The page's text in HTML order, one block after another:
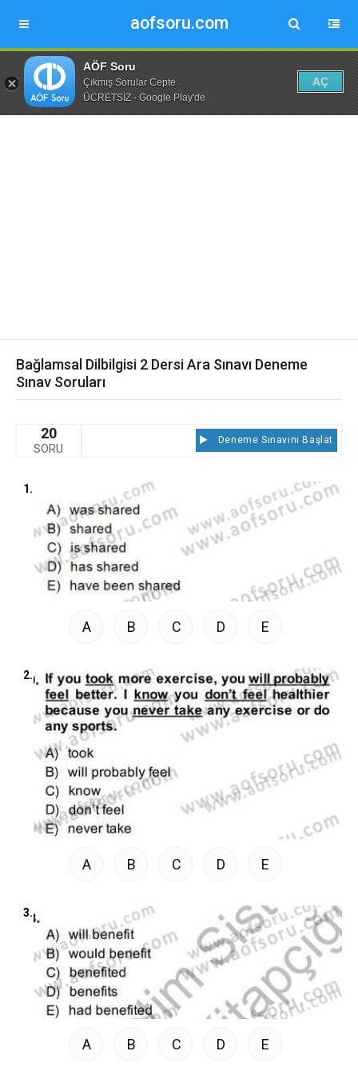
aofsoru.com
AÖF Soru
Çıkmış Sorular Cepte
ÜCRETSİZ - Google Play'de
AÇ
Bağlamsal Dilbilgisi 2 Dersi Ara Sınavı Deneme
Sınav Soruları
20
SORU
Deneme Sınavını Başlat
1.
A B C D E
2.
A B C D E
3.
A B C D E